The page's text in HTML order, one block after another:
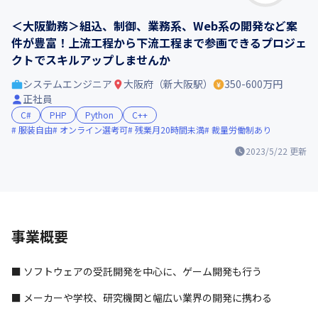
＜大阪勤務＞組込、制御、業務系、Web系の開発など案
件が豊富！上流工程から下流工程まで参画できるプロジェ
クトでスキルアップしませんか
2023/5/22 更新
システムエンジニア 大阪府（新大阪駅）
350-600万円
正社員
C# PHP Python
C++
服装自由
オンライン選考可 残業月20時間未満 裁量労働制あり
事業概要
■ ソフトウェアの受託開発を中心に、ゲーム開発も行う
■ メーカーや学校、研究機関と幅広い業界の開発に携わる